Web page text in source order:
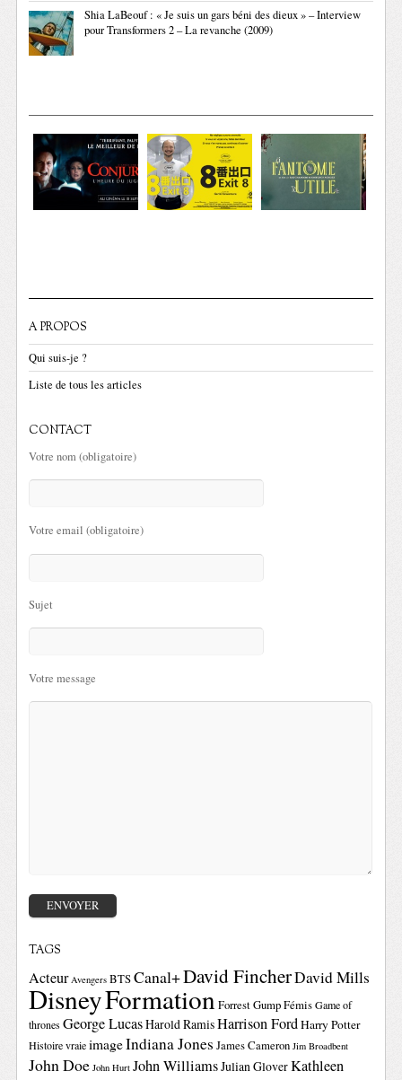
Shia LaBeouf : « Je suis un gars béni des dieux » – Interview
pour Transformers 2 – La revanche (2009)
A PROPOS
Qui suis-je ?
Liste de tous les articles
CONTACT
Votre nom (obligatoire)
Votre email (obligatoire)
Sujet
Votre message
TAGS
Acteur Avengers BTSCanal+David FincherDavid Mills
DisneyFormationForrest GumpFémis Game of
thrones George LucasHarold RamisHarrison FordHarry Potter
Histoire vraie imageIndiana Jones James Cameron Jim Broadbent
John Doe John Hurt John WilliamsJulian GloverKathleen